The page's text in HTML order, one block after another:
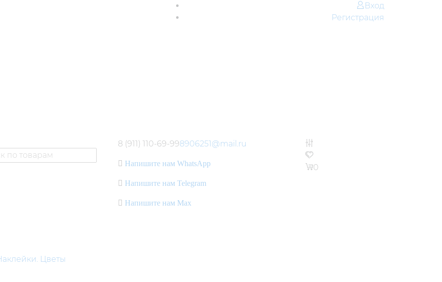
Вход
Регистрация
8 (911) 110-69-998906251@mail.ru
Напишите нам WhatsApp
Напишите нам Telegram
Напишите нам Max
0
Цветы